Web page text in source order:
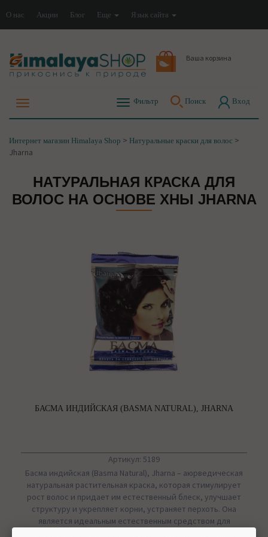
О нас Акции Блог Еще Язык сайта
Ваша корзина
Фильтр Поиск Вход
Интернет магазин Himalaya Shop > Натуральные краски для волос >
Jharna
НАТУРАЛЬНАЯ КРАСКА ДЛЯ
ВОЛОС НА ОСНОВЕ ХНЫ JHARNA
БАСМА ИНДИЙСКАЯ (BASMA NATURAL), JHARNA
Артикул: 5189
Басма индийская (Basma Natural), Jharna – аюрведическая
натуральная растительная краска, которая стимулирует
рост волос и придает им естественный блеск, улучшает
структуру и укрепляет корни, устраняет перхоть. Она
является идеальным естественным средством для